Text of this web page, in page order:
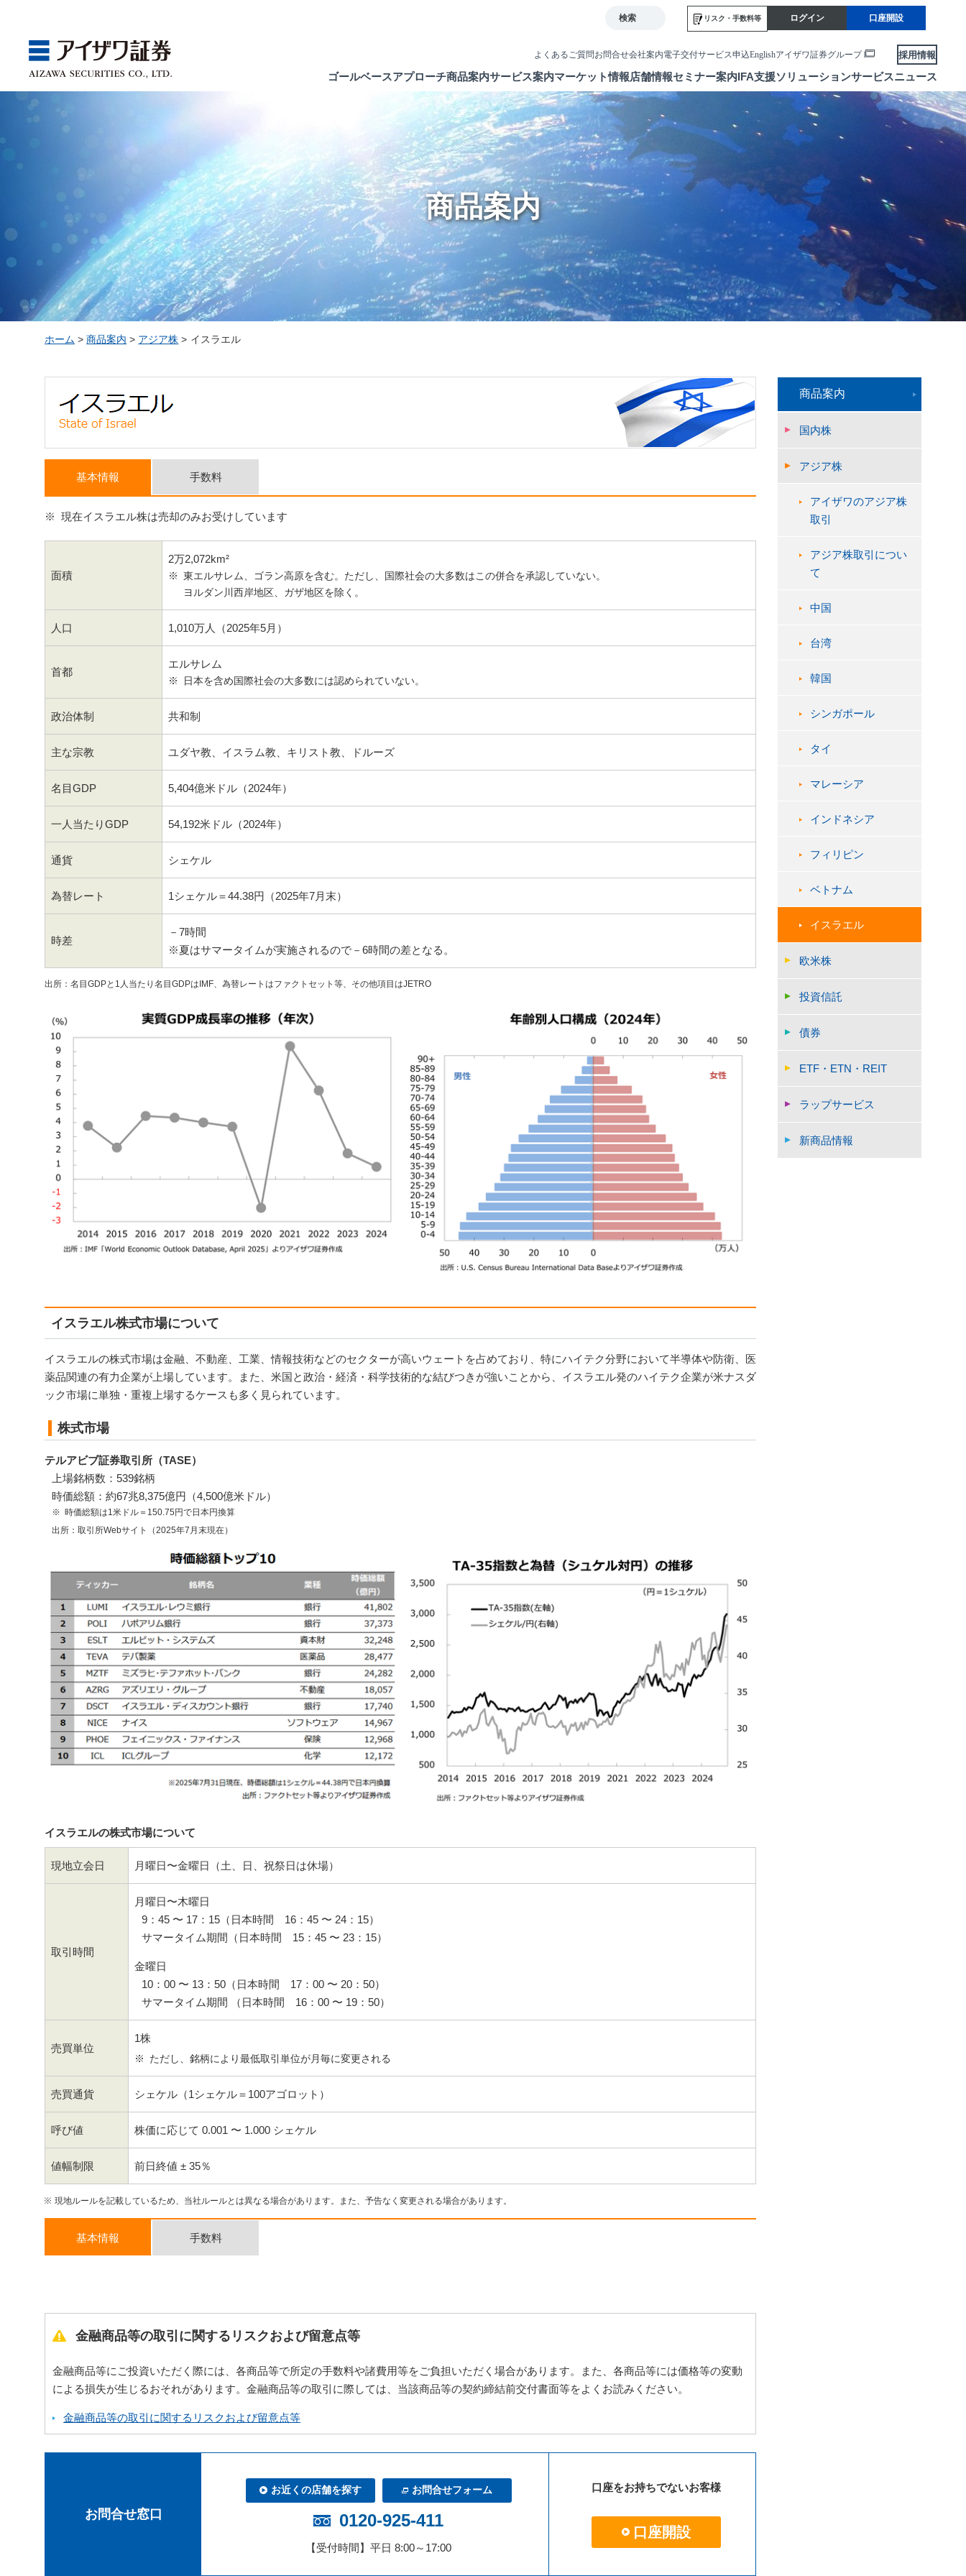
検索 リスク・ 手数料等 ログイン 口座開設
よくあるご質問お問合せ会社案内電子交付サービス申込Englishアイザワ証券グループ 採用情報
ゴールベースアプローチ
GBA
ゴールベースアプローチ
スマイルゴール
αポート
商品案内
Products
欧米株
投資信託
債券
ETF・ETN・REIT
ラップサービス
新商品情報
サービス案内
Service
サービス案内
手数料
取引ツール
口座開設
NISA制度
各種お手続き
便利なサービス
当社サービスのご利用にあたって
マーケット情報
Market
マーケット情報
ベトナム現地情報
店舗情報
Store
近畿
中国・九州
セミナー案内
Seminar
セミナー案内
店舗セミナー情報
IFA支援ソリューションサービスニュース
商品案内
ホーム > 商品案内 > アジア株 > イスラエル
基本情報 手数料
現在イスラエル株は売却のみお受けしています
面積
2万2,072km²
東エルサレム、ゴラン高原を含む。ただし、国際社会の大多数はこの併合を承認していない。
ヨルダン川西岸地区、ガザ地区を除く。
人口 1,010万人（2025年5月）
首都
エルサレム
日本を含め国際社会の大多数には認められていない。
政治体制 共和制
主な宗教 ユダヤ教、イスラム教、キリスト教、ドルーズ
名目GDP 5,404億米ドル（2024年）
一人当たりGDP 54,192米ドル（2024年）
通貨 シェケル
為替レート 1シェケル＝44.38円（2025年7月末）
時差
－7時間
※夏はサマータイムが実施されるので－6時間の差となる。
出所：名目GDPと1人当たり名目GDPはIMF、為替レートはファクトセット等、その他項目はJETRO
イスラエル株式市場について
イスラエルの株式市場は金融、不動産、工業、情報技術などのセクターが高いウェートを占めており、特にハイテク分野において半導体や防衛、医
薬品関連の有力企業が上場しています。また、米国と政治・経済・科学技術的な結びつきが強いことから、イスラエル発のハイテク企業が米ナスダ
ック市場に単独・重複上場するケースも多く見られています。
株式市場
テルアビブ証券取引所（TASE）
上場銘柄数：539銘柄
時価総額：約67兆8,375億円（4,500億米ドル）
時価総額は1米ドル＝150.75円で日本円換算
出所：取引所Webサイト（2025年7月末現在）
イスラエルの株式市場について
現地立会日 月曜日〜金曜日（土、日、祝祭日は休場）
取引時間
月曜日〜木曜日
9：45 〜 17：15（日本時間 16：45 〜 24：15）
サマータイム期間（日本時間 15：45 〜 23：15）
金曜日
10：00 〜 13：50（日本時間 17：00 〜 20：50）
サマータイム期間 （日本時間 16：00 〜 19：50）
売買単位
1株
ただし、銘柄により最低取引単位が月毎に変更される
売買通貨 シェケル（1シェケル＝100アゴロット）
呼び値 株価に応じて 0.001 〜 1.000 シェケル
値幅制限 前日終値 ± 35％
現地ルールを記載しているため、当社ルールとは異なる場合があります。また、予告なく変更される場合があります。
基本情報 手数料
金融商品等の取引に関するリスクおよび留意点等
金融商品等にご投資いただく際には、各商品等で所定の手数料や諸費用等をご負担いただく場合があります。また、各商品等には価格等の変動
による損失が生じるおそれがあります。金融商品等の取引に際しては、当該商品等の契約締結前交付書面等をよくお読みください。
金融商品等の取引に関するリスクおよび留意点等
お問合せ窓口
お近くの店舗を探す お問合せフォーム
0120-925-411
【受付時間】平日 8:00～17:00
口座をお持ちでないお客様
口座開設
商品案内
国内株
アジア株
アイザワのアジア株
取引
アジア株取引につい
て
中国
台湾
韓国
シンガポール
タイ
マレーシア
インドネシア
フィリピン
ベトナム
イスラエル
欧米株
投資信託
債券
ETF・ETN・REIT
ラップサービス
新商品情報